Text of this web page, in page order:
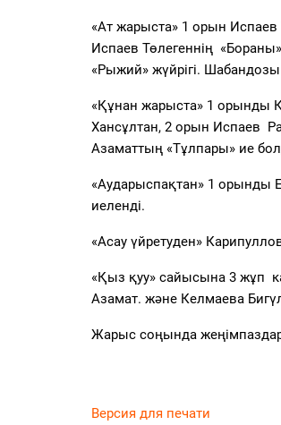
«Ат жарыста» 1 орын
Испаев Төлегеннің
«Рыжий» жүйрігі.
«Құнан жарыста» 1 орынды
Хансұлтан, 2 орын Испаев
Азаматтың «Тұлпары» ие
«Аударыспақтан» 1 орынды
иеленді.
«Асау үйретуден»
«Қыз қуу» сайысына 3 жұп
Азамат. және Келмаева
Жарыс соңында
Версия для печати